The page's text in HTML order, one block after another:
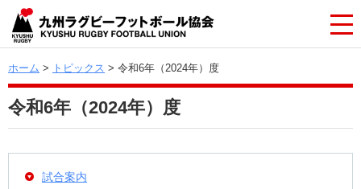
ホーム > トピックス > 令和6年（2024年）度
令和6年（2024年）度
試合案内